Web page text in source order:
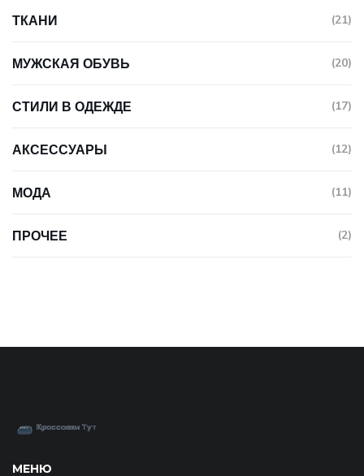
ТКАНИ (21)
МУЖСКАЯ ОБУВЬ (20)
СТИЛИ В ОДЕЖДЕ (17)
АКСЕССУАРЫ (12)
МОДА (11)
ПРОЧЕЕ (2)
МЕНЮ